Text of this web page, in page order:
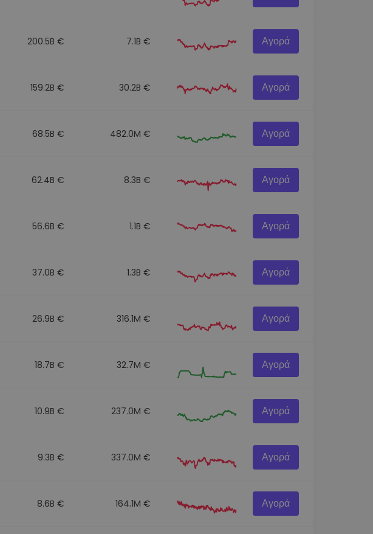
200.5B € 7.1B € Αγορά
159.2B € 30.2B € Αγορά
68.5B € 482.0M € Αγορά
62.4B € 8.3B € Αγορά
56.6B € 1.1B € Αγορά
37.0B € 1.3B € Αγορά
26.9B € 316.1M € Αγορά
18.7B € 32.7M € Αγορά
10.9B € 237.0M € Αγορά
9.3B € 337.0M € Αγορά
8.6B € 164.1M € Αγορά